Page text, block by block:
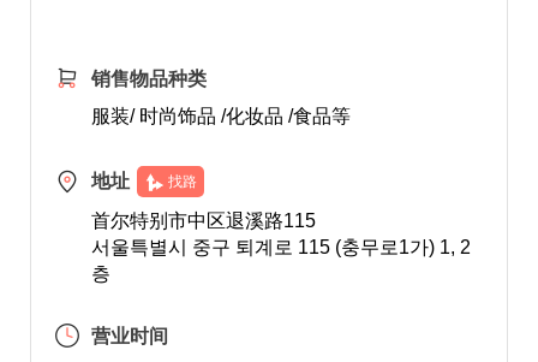
销售物品种类
服装/ 时尚饰品 /化妆品 /食品等
地址 找路
首尔特别市中区退溪路115
서울특별시 중구 퇴계로 115 (충무로1가) 1, 2
층
营业时间